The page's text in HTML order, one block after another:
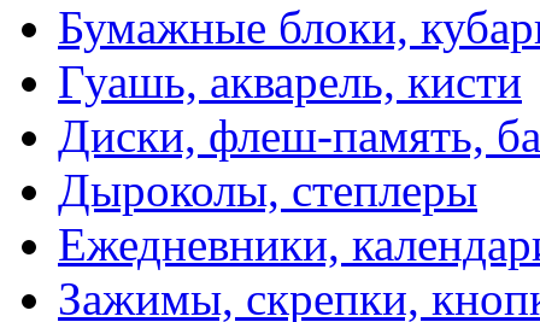
Бумажные блоки,
Гуашь, акварель, кисти
Диски, флеш-память,
Дыроколы, степлеры
Ежедневники,
Зажимы, скрепки,